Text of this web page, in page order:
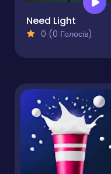
Need Light
0 (0 Голосів)